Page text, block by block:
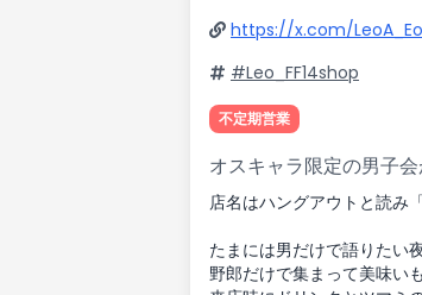
https://x.com/
#Leo_FF14shop
不定期営業
オスキャラ限定の男子
店名はハングアウトと読み
たまには男だけで語りたい
野郎だけで集まって美味い